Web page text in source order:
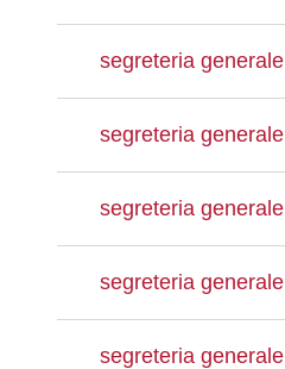
segreteria generale
segreteria generale
segreteria generale
segreteria generale
segreteria generale